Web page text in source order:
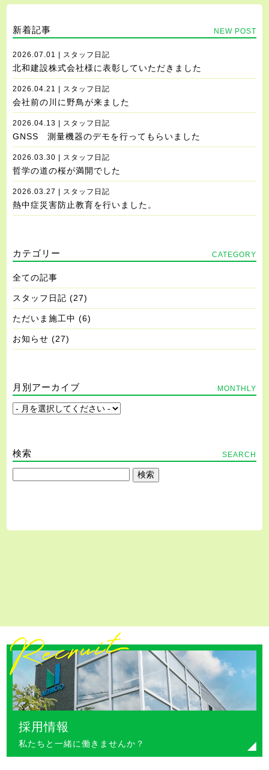
新着記事 NEW POST
2026.07.01 | スタッフ日記
北和建設株式会社様に表彰していただきました
2026.04.21 | スタッフ日記
会社前の川に野鳥が来ました
2026.04.13 | スタッフ日記
GNSS 測量機器のデモを行ってもらいました
2026.03.30 | スタッフ日記
哲学の道の桜が満開でした
2026.03.27 | スタッフ日記
熱中症災害防止教育を行いました。
カテゴリー CATEGORY
全ての記事
スタッフ日記 (27)
ただいま施工中 (6)
お知らせ (27)
月別アーカイブ MONTHLY
検索 SEARCH
採用情報
私たちと一緒に働きませんか？